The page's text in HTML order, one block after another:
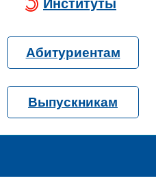
Институты
Абитуриентам
Выпускникам